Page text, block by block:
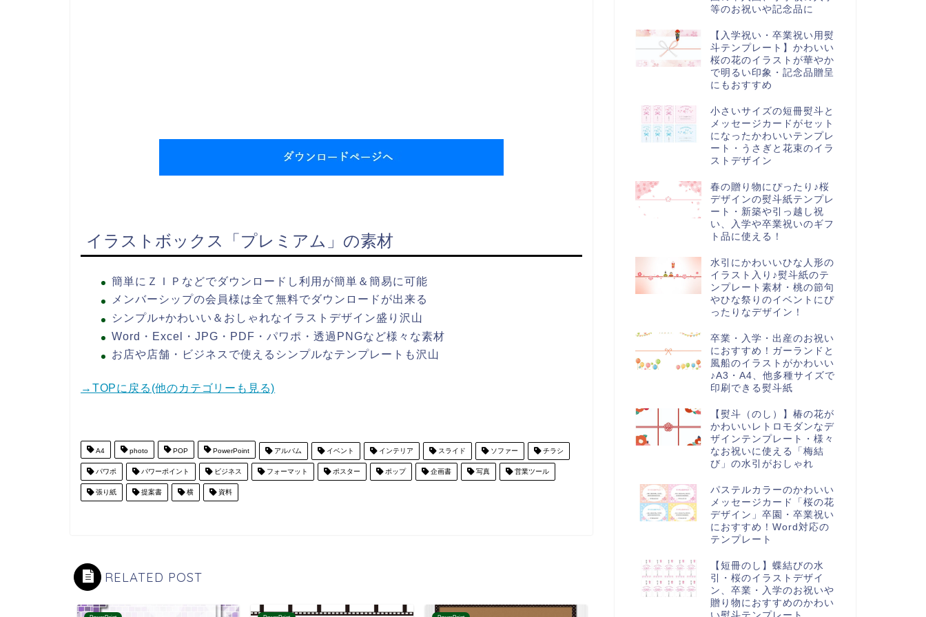
イラストボックス「プレミアム」の素材
簡単にＺＩＰなどでダウンロードし利用が簡単＆簡易に可能
メンバーシップの会員様は全て無料でダウンロードが出来る
シンプル+かわいい＆おしゃれなイラストデザイン盛り沢山
Word・Excel・JPG・PDF・パワポ・透過PNGなど様々な素材
お店や店舗・ビジネスで使えるシンプルなテンプレートも沢山
→TOPに戻る(他のカテゴリーも見る)
A4 photo POP PowerPoint アルバム イベント インテリア スライド ソファー チラシ
パワポ パワーポイント ビジネス フォーマット ポスター ポップ 企画書 写真 営業ツール
張り紙 提案書 横 資料
RELATED POST
等のお祝いや記念品に
【入学祝い・卒業祝い用熨
斗テンプレート】かわいい
桜の花のイラストが華やか
で明るい印象・記念品贈呈
にもおすすめ
小さいサイズの短冊熨斗と
メッセージカードがセット
になったかわいいテンプレ
ート・うさぎと花束のイラ
ストデザイン
春の贈り物にぴったり♪桜
デザインの熨斗紙テンプレ
ート・新築や引っ越し祝
い、入学や卒業祝いのギフ
ト品に使える！
水引にかわいいひな人形の
イラスト入り♪熨斗紙のテ
ンプレート素材・桃の節句
やひな祭りのイベントにぴ
ったりなデザイン！
卒業・入学・出産のお祝い
におすすめ！ガーランドと
風船のイラストがかわいい
♪A3・A4、他多種サイズで
印刷できる熨斗紙
【熨斗（のし）】椿の花が
かわいいレトロモダンなデ
ザインテンプレート・様々
なお祝いに使える「梅結
び」の水引がおしゃれ
パステルカラーのかわいい
メッセージカード「桜の花
デザイン」卒園・卒業祝い
におすすめ！Word対応の
テンプレート
【短冊のし】蝶結びの水
引・桜のイラストデザイ
ン、卒業・入学のお祝いや
贈り物におすすめのかわい